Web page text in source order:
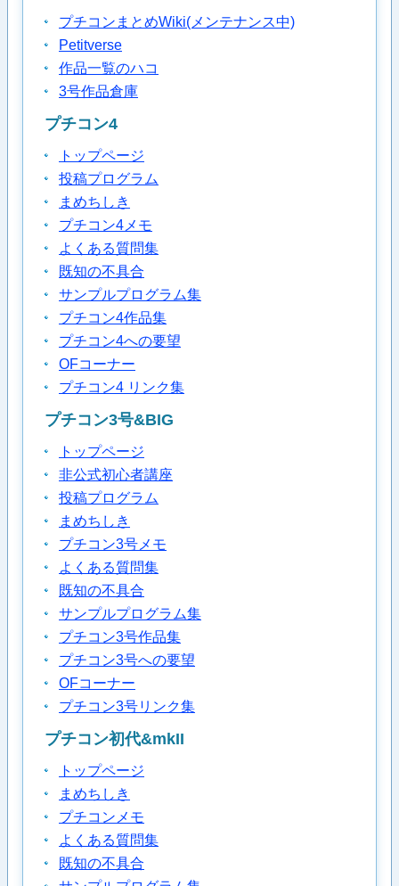
プチコンまとめWiki(メンテナンス中)
Petitverse
作品一覧のハコ
3号作品倉庫
プチコン4
トップページ
投稿プログラム
まめちしき
プチコン4メモ
よくある質問集
既知の不具合
サンプルプログラム集
プチコン4作品集
プチコン4への要望
OFコーナー
プチコン4 リンク集
プチコン3号&BIG
トップページ
非公式初心者講座
投稿プログラム
まめちしき
プチコン3号メモ
よくある質問集
既知の不具合
サンプルプログラム集
プチコン3号作品集
プチコン3号への要望
OFコーナー
プチコン3号リンク集
プチコン初代&mkII
トップページ
まめちしき
プチコンメモ
よくある質問集
既知の不具合